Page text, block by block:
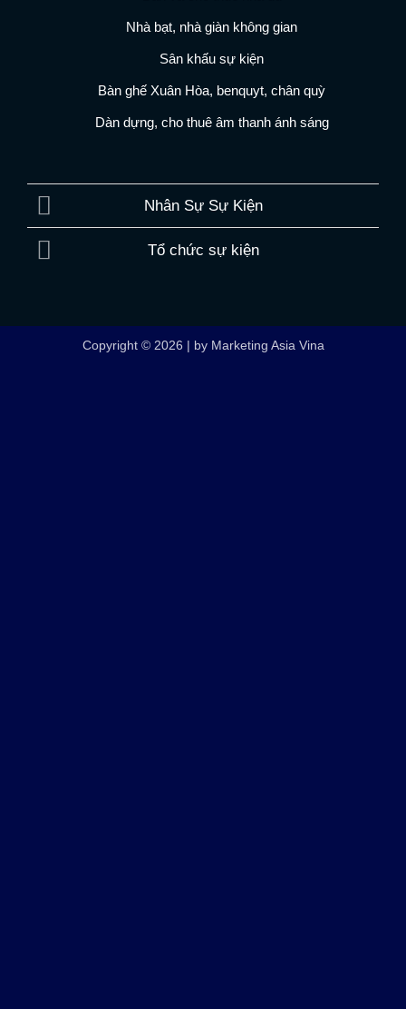
Nhà bạt, nhà giàn không gian
Sân khấu sự kiện
Bàn ghế Xuân Hòa, benquyt, chân quỳ
Dàn dựng, cho thuê âm thanh ánh sáng
Nhân Sự Sự Kiện
Tổ chức sự kiện
Copyright © 2026 | by Marketing Asia Vina